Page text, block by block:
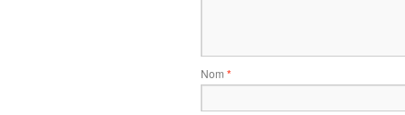
Nom *